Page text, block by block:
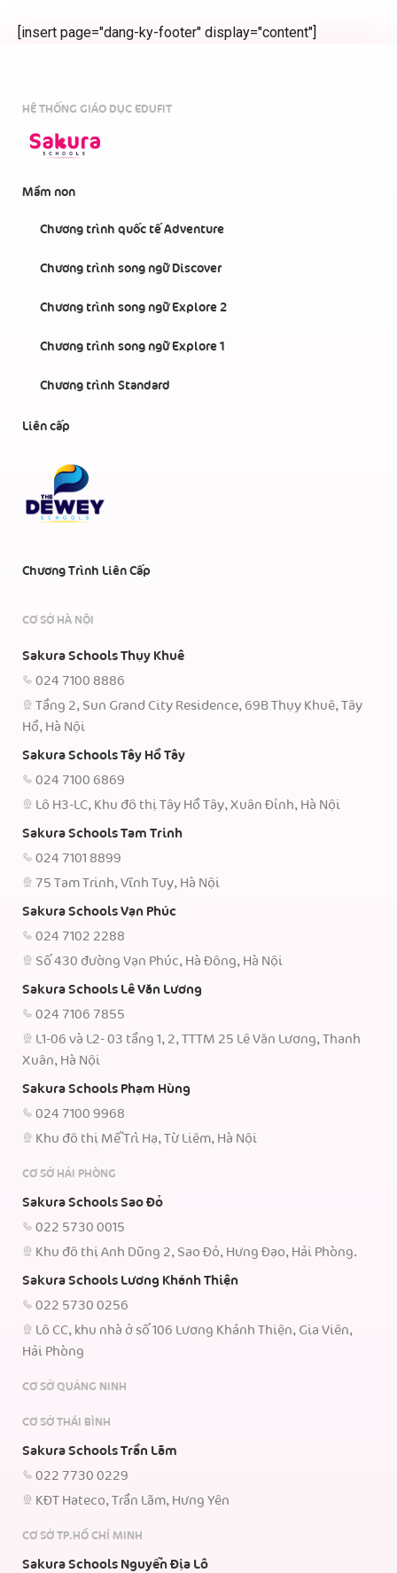
[insert page="dang-ky-footer" display="content"]
HỆ THỐNG GIÁO DỤC EDUFIT
Mầm non
Chương trình quốc tế Adventure
Chương trình song ngữ Discover
Chương trình song ngữ Explore 2
Chương trình song ngữ Explore 1
Chương trình Standard
Liên cấp
Chương Trình Liên Cấp
CƠ SỞ HÀ NỘI
Sakura Schools Thụy Khuê
024 7100 8886
Tầng 2, Sun Grand City Residence, 69B Thụy Khuê, Tây
Hồ, Hà Nội
Sakura Schools Tây Hồ Tây
024 7100 6869
Lô H3-LC, Khu đô thị Tây Hồ Tây, Xuân Đỉnh, Hà Nội
Sakura Schools Tam Trinh
024 7101 8899
75 Tam Trinh, Vĩnh Tuy, Hà Nội
Sakura Schools Vạn Phúc
024 7102 2288
Số 430 đường Vạn Phúc, Hà Đông, Hà Nội
Sakura Schools Lê Văn Lương
024 7106 7855
L1-06 và L2- 03 tầng 1, 2, TTTM 25 Lê Văn Lương, Thanh
Xuân, Hà Nội
Sakura Schools Phạm Hùng
024 7100 9968
Khu đô thị Mễ Trì Hạ, Từ Liêm, Hà Nội
CƠ SỞ HẢI PHÒNG
Sakura Schools Sao Đỏ
022 5730 0015
Khu đô thị Anh Dũng 2, Sao Đỏ, Hưng Đạo, Hải Phòng.
Sakura Schools Lương Khánh Thiện
022 5730 0256
Lô CC, khu nhà ở số 106 Lương Khánh Thiện, Gia Viên,
Hải Phòng
CƠ SỞ QUẢNG NINH
CƠ SỞ THÁI BÌNH
Sakura Schools Trần Lãm
022 7730 0229
KĐT Hateco, Trần Lãm, Hưng Yên
CƠ SỞ TP.HỒ CHÍ MINH
Sakura Schools Nguyễn Địa Lô